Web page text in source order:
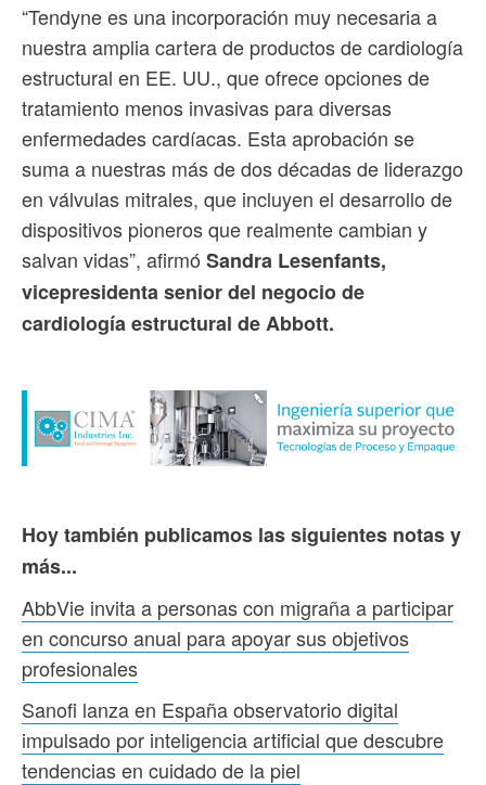
“Tendyne es una incorporación muy necesaria a
nuestra amplia cartera de productos de cardiología
estructural en EE. UU., que ofrece opciones de
tratamiento menos invasivas para diversas
enfermedades cardíacas. Esta aprobación se
suma a nuestras más de dos décadas de liderazgo
en válvulas mitrales, que incluyen el desarrollo de
dispositivos pioneros que realmente cambian y
salvan vidas”, afirmó Sandra Lesenfants,
vicepresidenta senior del negocio de
cardiología estructural de Abbott.
Hoy también publicamos las siguientes notas y
más...
AbbVie invita a personas con migraña a participar
en concurso anual para apoyar sus objetivos
profesionales
Sanofi lanza en España observatorio digital
impulsado por inteligencia artificial que descubre
tendencias en cuidado de la piel